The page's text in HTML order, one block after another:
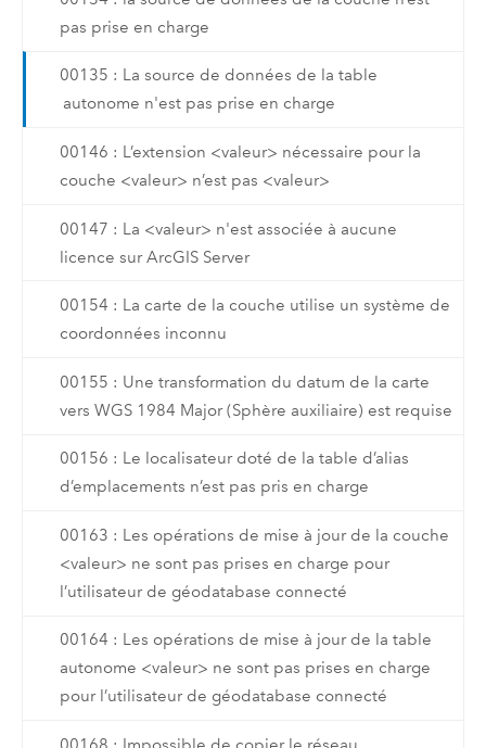
pas prise en charge
00135 : La source de données de la table
autonome n'est pas prise en charge
00146 : L’extension <valeur> nécessaire pour la
couche <valeur> n’est pas <valeur>
00147 : La <valeur> n'est associée à aucune
licence sur ArcGIS Server
00154 : La carte de la couche utilise un système de
coordonnées inconnu
00155 : Une transformation du datum de la carte
vers WGS 1984 Major (Sphère auxiliaire) est requise
00156 : Le localisateur doté de la table d’alias
d’emplacements n’est pas pris en charge
00163 : Les opérations de mise à jour de la couche
<valeur> ne sont pas prises en charge pour
l’utilisateur de géodatabase connecté
00164 : Les opérations de mise à jour de la table
autonome <valeur> ne sont pas prises en charge
pour l’utilisateur de géodatabase connecté